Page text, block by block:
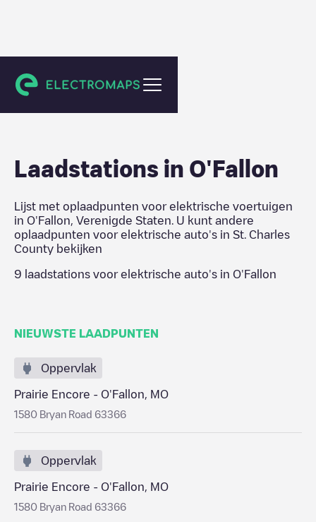
St. Charles County
Laadstations in O'Fallon
Lijst met oplaadpunten voor elektrische voertuigen
in O'Fallon Verenigde Staten . U kunt andere
oplaadpunten voor elektrische auto's in St. Charles
County bekijken
9 laadstations voor elektrische auto's in O'Fallon
NIEUWSTE LAADPUNTEN
Oppervlak
Prairie Encore - O'Fallon, MO
1580 Bryan Road 63366
Oppervlak
Prairie Encore - O'Fallon, MO
1580 Bryan Road 63366